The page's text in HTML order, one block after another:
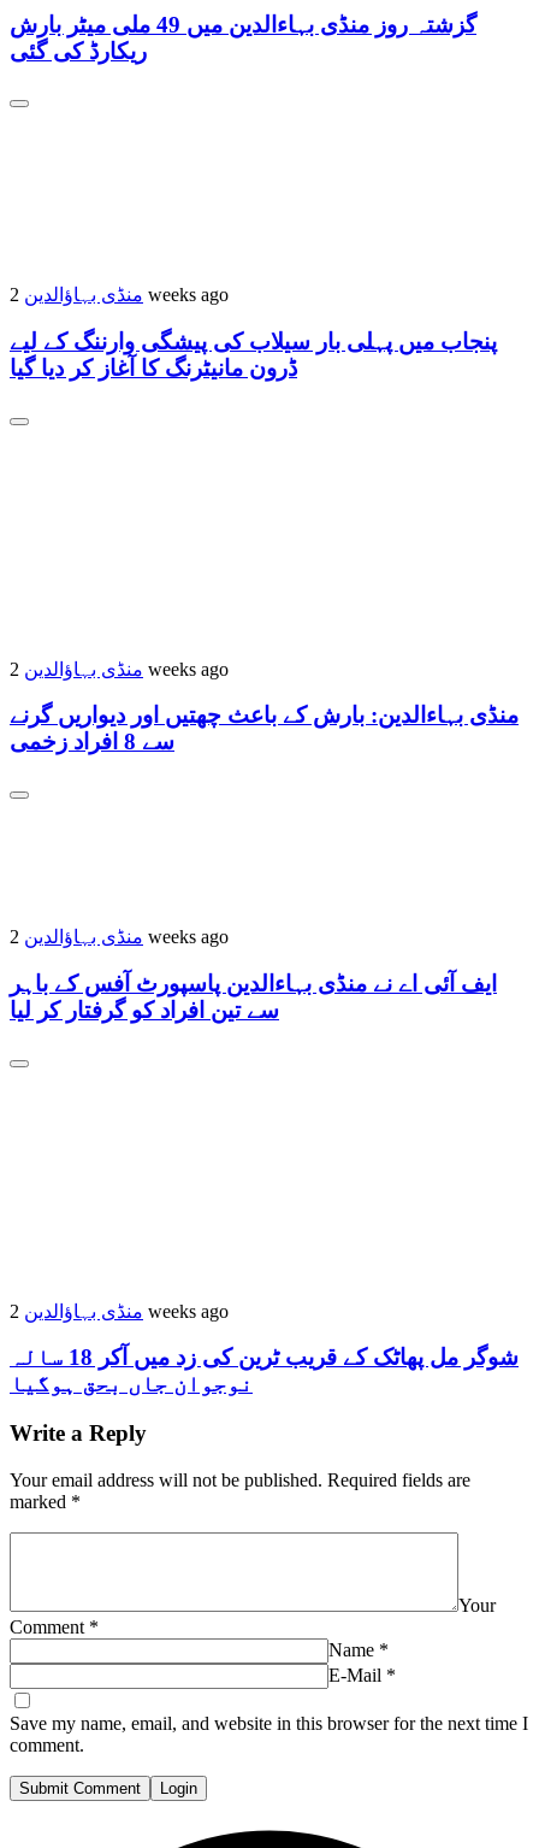
گزشتہ روز منڈی بہاءالدین میں 49 ملی میٹر بارش
ریکارڈ کی گئی
منڈی بہاؤالدین 2 weeks ago
پنجاب میں پہلی بار سیلاب کی پیشگی وارننگ کے لیے
ڈرون مانیٹرنگ کا آغاز کر دیا گیا
منڈی بہاؤالدین 2 weeks ago
منڈی بہاءالدین: بارش کے باعث چھتیں اور دیواریں گرنے
سے 8 افراد زخمی
منڈی بہاؤالدین 2 weeks ago
ایف آئی اے نے منڈی بہاءالدین پاسپورٹ آفس کے باہر
سے تین افراد کو گرفتار کر لیا
منڈی بہاؤالدین 2 weeks ago
شوگر مل پھاٹک کے قریب ٹرین کی زد میں آکر 18 سالہ
نوجوان جاں بحق ہوگیا
Write a Reply
Your email address will not be published. Required fields are
marked *
Your
Comment *
Name *
E-Mail *
Save my name, email, and website in this browser for the next time I
comment.
Submit Comment Login